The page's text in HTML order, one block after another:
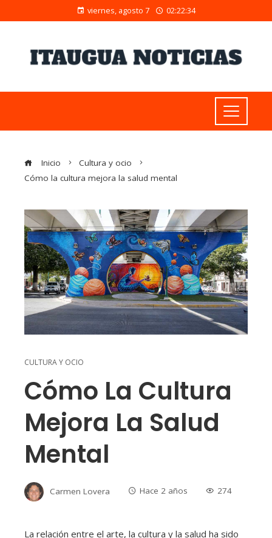
viernes, agosto 7 02:22:35
Inicio
Cultura y ocio
Cómo la cultura mejora la salud mental
CULTURA Y OCIO
Cómo La Cultura
Mejora La Salud
Mental
Carmen Lovera Hace 2 años 274
La relación entre el arte, la cultura y la salud ha sido